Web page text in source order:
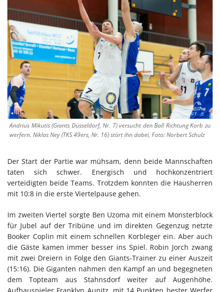
Andrius Mikutis (Giants Düsseldorf, Nr. 7) versucht den Ball Richtung Korb zu
werfern. Niklas Ney (TKS 49ers, Nr. 16) stört ihn dabei, Foto: Norbert Schulz
Der Start der Partie war mühsam, denn beide Mannschaften
taten sich schwer. Energisch und hochkonzentriert
verteidigten beide Teams. Trotzdem konnten die Hausherren
mit 10:8 in die erste Viertelpause gehen.
Im zweiten Viertel sorgte Ben Uzoma mit einem Monsterblock
für Jubel auf der Tribüne und im direkten Gegenzug netzte
Booker Coplin mit einem schnellen Korbleger ein. Aber auch
die Gäste kamen immer besser ins Spiel. Robin Jorch zwang
mit zwei Dreiern in Folge den Giants-Trainer zu einer Auszeit
(15:16). Die Giganten nahmen den Kampf an und begegneten
dem Topteam aus Stahnsdorf weiter auf Augenhöhe.